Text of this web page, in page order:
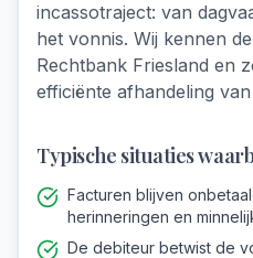
incassotraject: van
het vonnis. Wij kennen
Rechtbank Friesland en
efficiënte afhandeling
Typische situaties
Facturen blijven
herinneringen en
De debiteur betwist de